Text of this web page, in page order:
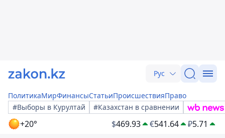
Рус
ПолитикаМирФинансыСтатьиПроисшествияПраво
#Выборы в Курултай
#Казахстан в сравнении
+20° $469.93 €541.64 ₽5.71